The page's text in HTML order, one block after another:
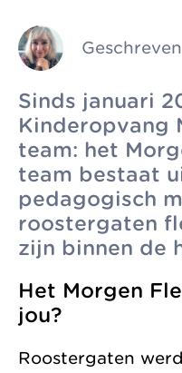
kinderopvang-
organisaties in Den
Delft. We werken
zonder
winstoogmerk,
voor de wereld van
morgen.
en kindcentra, die
samen alle vormen
aanbieden.
Allemaal vanuit
één gedeelde visie.
Sinds januari
Kinderopvang
team: het
team bestaat
pedagogisch
roostergaten
zijn binnen de
Het Morgen
jou?
Roostergaten